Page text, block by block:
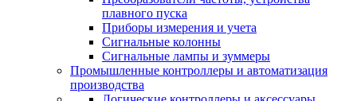
плавного пуска
Приборы измерения и учета
Сигнальные колонны
Сигнальные лампы и зуммеры
Промышленные контроллеры и автоматизация
производства